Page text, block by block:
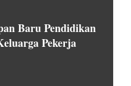
Baru Pendidikan
Pekerja